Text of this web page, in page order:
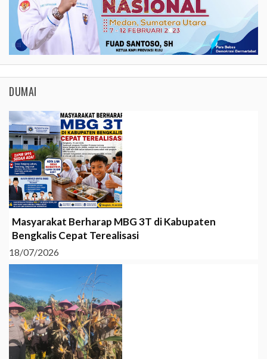
DUMAI
Masyarakat Berharap MBG 3T di Kabupaten
Bengkalis Cepat Terealisasi
18/07/2026